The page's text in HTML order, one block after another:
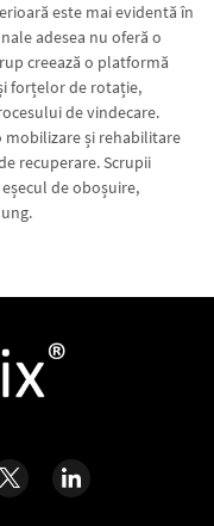
este mai evidentă în
adesea nu oferă o
creează o platformă
forțelor de rotație,
de vindecare.
și rehabilitare
recuperare. Scrupii
de oboșuire,